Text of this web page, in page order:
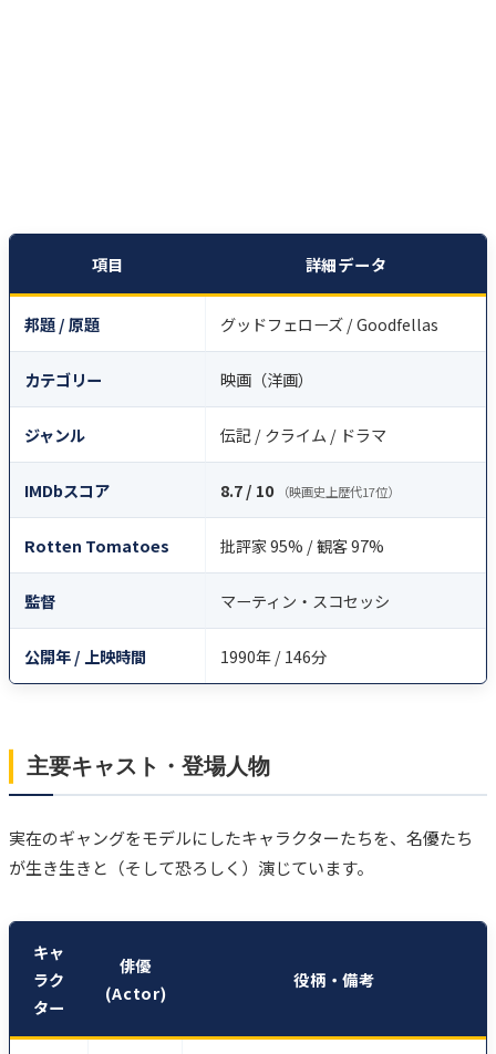
項目 詳細データ
邦題 / 原題 グッドフェローズ / Goodfellas
カテゴリー 映画（洋画）
ジャンル 伝記 / クライム / ドラマ
IMDbスコア 8.7 / 10 （映画史上歴代17位）
Rotten Tomatoes 批評家 95% / 観客 97%
監督 マーティン・スコセッシ
公開年 / 上映時間 1990年 / 146分
主要キャスト・登場人物
実在のギャングをモデルにしたキャラクターたちを、名優たち
が生き生きと（そして恐ろしく）演じています。
キャ
ラク
ター
俳優
(Actor)
役柄・備考